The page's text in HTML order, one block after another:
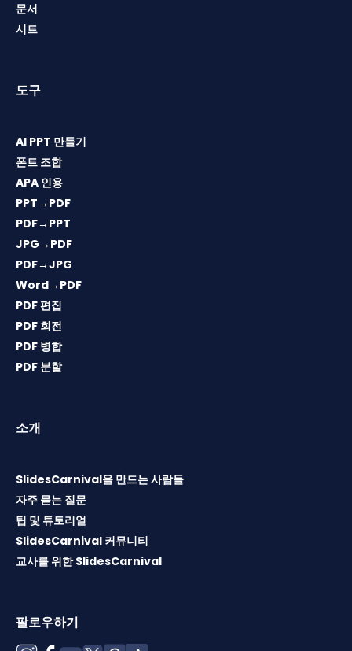
문서
시트
도구
AI PPT 만들기
폰트 조합
APA 인용
PPT→PDF
PDF→PPT
JPG→PDF
PDF→JPG
Word→PDF
PDF 편집
PDF 회전
PDF 병합
PDF 분할
소개
SlidesCarnival을 만드는 사람들
자주 묻는 질문
팁 및 튜토리얼
SlidesCarnival 커뮤니티
교사를 위한 SlidesCarnival
팔로우하기